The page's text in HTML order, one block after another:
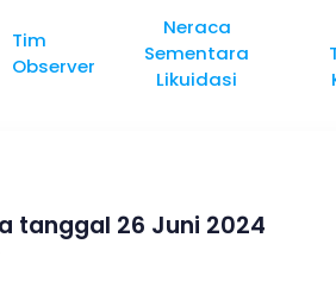
Tim
Observer
Neraca
Sementara
Likuidasi
tanggal 26 Juni 2024